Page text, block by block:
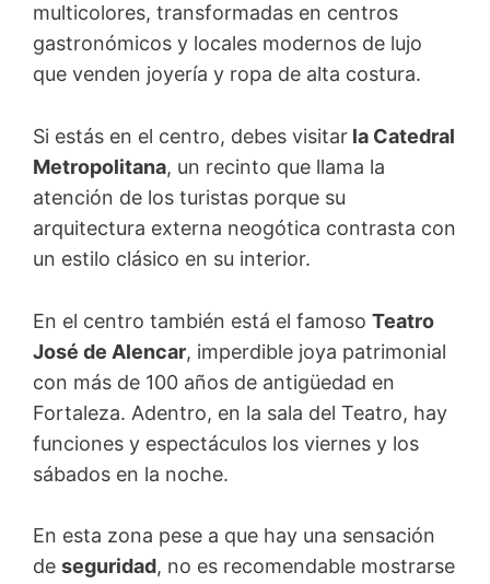
multicolores, transformadas en centros
gastronómicos y locales modernos de lujo
que venden joyería y ropa de alta costura.
Si estás en el centro, debes visitar la Catedral
Metropolitana, un recinto que llama la
atención de los turistas porque su
arquitectura externa neogótica contrasta con
un estilo clásico en su interior.
En el centro también está el famoso Teatro
José de Alencar, imperdible joya patrimonial
con más de 100 años de antigüedad en
Fortaleza. Adentro, en la sala del Teatro, hay
funciones y espectáculos los viernes y los
sábados en la noche.
En esta zona pese a que hay una sensación
de seguridad, no es recomendable mostrarse